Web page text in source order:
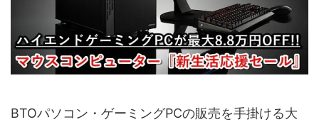
BTOパソコン・ゲーミングPCの販売を手掛ける大